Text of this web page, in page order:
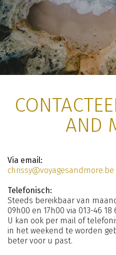
AND
Via email:
chrissy@voyagesandmore.be
Telefonisch:
Steeds bereikbaar van
09h00 en 17h00 via 013-46 18
U kan ook per mail of
in het weekend te worden
beter voor u past.